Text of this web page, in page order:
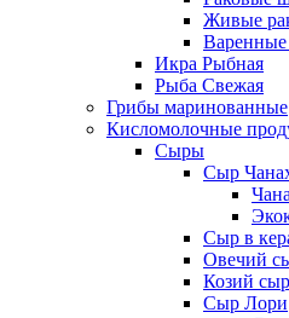
Живые
Варенные
Икра Рыбная
Рыба Свежая
Грибы маринованные
Кисломолочные
Сыры
Сыр
Сыр в
Овечий
Козий сыр
Сыр Лори